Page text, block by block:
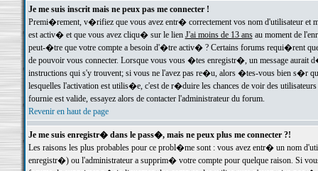
Je me suis inscrit mais ne peux pas me connecter !
Premi�rement, v�rifiez que vous avez entr� correctement vos nom d'utilisateur
est activ� et que vous avez cliqu� sur le lien J'ai moins de 13 ansau moment de
peut-�tre que votre compte a besoin d'�tre activ� ? Certains forums requi�rent
de pouvoir vous connecter. Lorsque vous vous �tes enregistr�, un message aurait
instructions qui s'y trouvent; si vous ne l'avez pas re�u, alors �tes-vous bien s�r
lesquelles l'activation est utilis�e, c'est de r�duire les chances de voir des
fournie est valide, essayez alors de contacter l'administrateur du forum.
Revenir en haut de page
Je me suis enregistr� dans le pass�, mais ne peux plus me connecter ?!
Les raisons les plus probables pour ce probl�me sont : vous avez entr� un nom
enregistr�) ou l'administrateur a supprim� votre compte pour quelque raison. Si